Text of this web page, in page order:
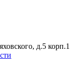
д.5 корп.1